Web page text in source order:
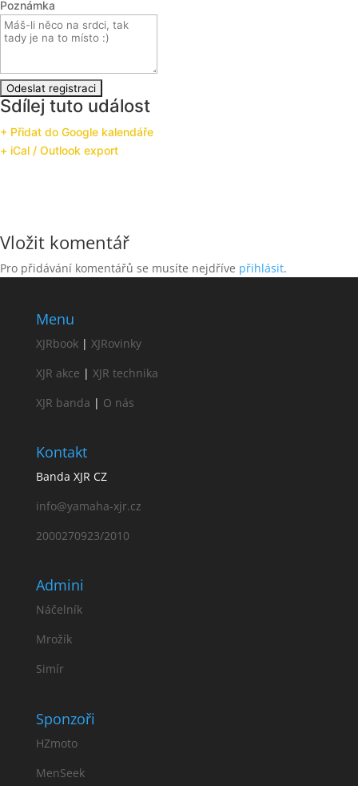
Poznámka
Sdílej tuto událost
+ Přidat do Google kalendáře
+ iCal / Outlook export
Vložit komentář
Pro přidávání komentářů se musíte nejdříve přihlásit.
Menu
XJRbook| XJRovinky
XJR akce | XJR technika
XJR banda | O nás
Kontakt
Banda XJR CZ
info@yamaha-xjr.cz
2000270923/2010
Admini
Náčelník
Mrožík
Simír
Sponzoři
HZmoto
MenSeek